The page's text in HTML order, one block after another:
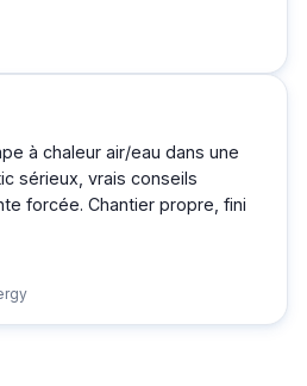
à chaleur air/eau dans une
sérieux, vrais conseils
forcée. Chantier propre, fini